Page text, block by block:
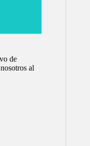
de
al